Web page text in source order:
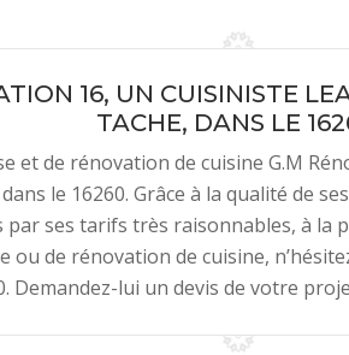
16, UN CUISINISTE
TACHE, DANS LE
et de rénovation de cuisine G.M
le 16260. Grâce à la qualité de
par ses tarifs très raisonnables, à la
ou de rénovation de cuisine,
Demandez-lui un devis de votre